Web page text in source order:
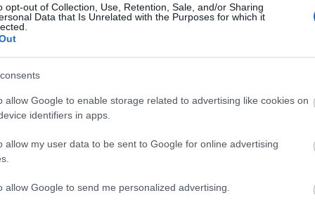
opt-out of Collection, Use, Retention, Sale, and/or Sharing
Data that Is Unrelated with the Purposes for which it
allow Google to enable storage related to advertising like cookies on
identifiers in apps.
allow my user data to be sent to Google for online advertising
allow Google to send me personalized advertising.